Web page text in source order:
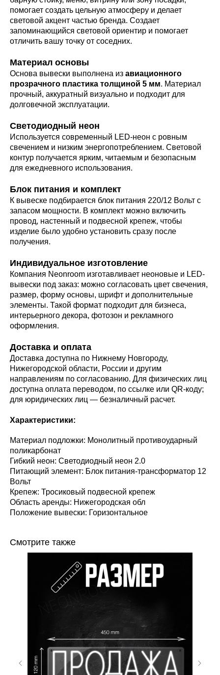
помогает создать цельную атмосферу и делает
световой акцент частью бренда. Создает
запоминающийся световой ориентир и помогает
отличить вашу точку от соседних.
Материал основы
Основа вывески выполнена из авиационного
прозрачного пластика толщиной 5 мм. Материал
прочный, аккуратный визуально и подходит для
долговечной эксплуатации.
Светодиодный неон
Используется современный LED-неон с ровным
свечением и низким энергопотреблением. Световой
контур получается ярким, читаемым и безопасным
для ежедневного использования.
Блок питания и комплект
К вывеске подбирается блок питания 220/12 Вольт с
запасом мощности. В комплект можно включить
провод, настенный и подвесной крепеж, чтобы
изделие было удобно установить сразу после
получения.
Индивидуальное изготовление
Компания Neonroom изготавливает неоновые и LED-
вывески под заказ: можно согласовать цвет свечения,
размер, форму основы, шрифт и дополнительные
элементы. Такой формат подходит для бизнеса,
интерьерного декора, фотозон и рекламного
оформления.
Доставка и оплата
Доставка доступна по Нижнему Новгороду,
Нижегородской области, России и другим
направлениям по согласованию. Для физических лиц
доступна оплата переводом, по ссылке или QR-коду;
для юридических лиц — безналичный расчет.
Характеристики:
Материал подложки: Монолитный противоударный
поликарбонат
Гибкий неон: Светодиодный неон 2.0
Питающий элемент: Блок питания-трансформатор 12
Вольт
Крепеж: Тросиковый подвесной крепеж
Область аренды: Нижегородская обл
Положение вывески: Горизонтальное
Смотрите также